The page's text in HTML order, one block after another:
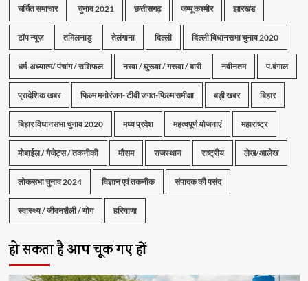
चर्चित समाचार चुनाव 2021 छत्तीसगढ़ जम्मू कश्मीर झारखंड
टॉप न्यूज़ तमिलनाडु तेलंगाना दिल्ली दिल्ली विधानसभा चुनाव 2020
धर्म-अध्यात्म/ पंचांग / राशिफल नरवा / घुरूवा / गरूवा / बारी नवीनतम प.बंगाल
प्रादेशिक खबर फिल्म मनोरंजन- टीवी जगत-फिल्म समीक्षा बड़ी खबर बिहार
बिहार विधानसभा चुनाव 2020 मध्य प्रदेश महत्वपूर्ण योजनाएं महाराष्ट्र
मोबाईल / गैजेट्स / तकनीकी मौसम राजस्थान राष्ट्रीय लेख/आलेख
लोकसभा चुनाव 2024 विज्ञान एवं तकनीक संपादक की पसंद
स्वास्थ्य / जीवनशैली / योग हरियाणा
हो सकता है आप चूक गए हों